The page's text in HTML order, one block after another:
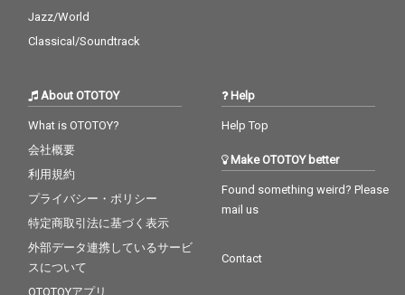
Jazz/World
Classical/Soundtrack
About OTOTOY
What is OTOTOY?
会社概要
利用規約
プライバシー・ポリシー
特定商取引法に基づく表示
外部データ連携しているサービ
スについて
OTOTOYアプリ
Help
Help Top
Make OTOTOY better
Found something weird? Please
mail us
Contact